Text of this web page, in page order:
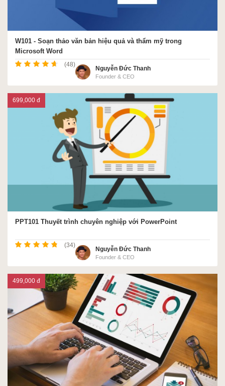
W101 - Soạn thảo văn bản hiệu quả và thẩm mỹ trong
Microsoft Word
(48)
Nguyễn Đức Thanh
Founder & CEO
PPT101 Thuyết trình chuyên nghiệp với PowerPoint
(34)
Nguyễn Đức Thanh
Founder & CEO
699,000 đ
499,000 đ